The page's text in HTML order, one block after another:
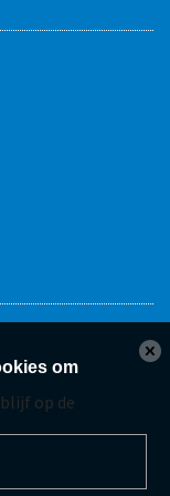
van het
op de
om